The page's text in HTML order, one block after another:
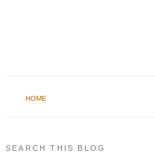
HOME
SEARCH THIS BLOG